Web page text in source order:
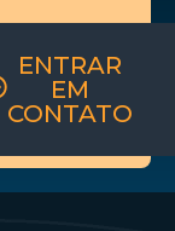
ENTRAR
EM
CONTATO